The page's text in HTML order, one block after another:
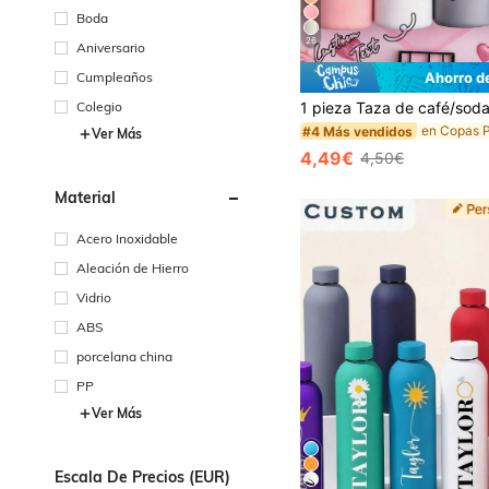
Boda
Aniversario
Cumpleaños
Colegio
Ver Más
Material
Acero Inoxidable
Aleación de Hierro
Vidrio
ABS
porcelana china
PP
Ver Más
Escala De Precios (EUR)
26
Ahorro
#4 Más vendidos
4,49€ 4,50€